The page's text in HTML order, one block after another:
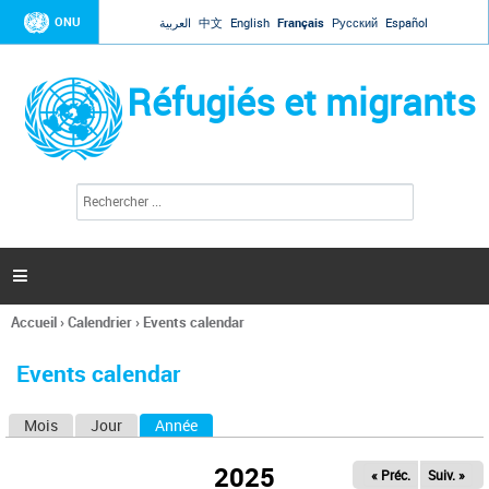
Jump to navigation
ONU العربية 中文 English Français Русский Español
Réfugiés et migrants
l
c
h
e

Vous
ici
Accueil›Calendrier› Events calendar
Events calendar
Mois Jour Année
2025 « Préc. Suiv. »